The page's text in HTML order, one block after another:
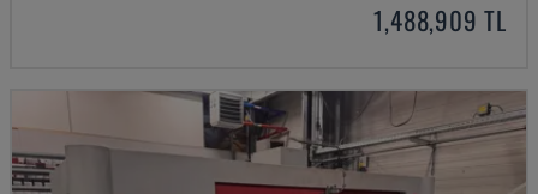
1,488,909 TL